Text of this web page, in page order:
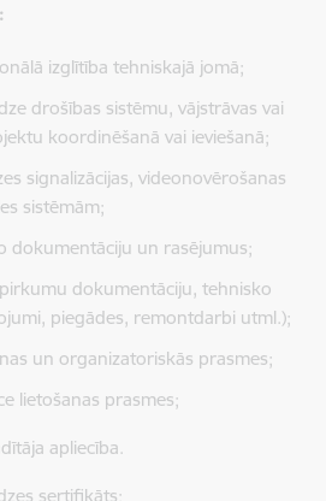
izglītība tehniskajā jomā;
drošības sistēmu, vājstrāvas vai
koordinēšanā vai ieviešanā;
signalizācijas, videonovērošanas
sistēmām;
dokumentāciju un rasējumus;
dokumentāciju, tehnisko
piegādes, remontdarbi utml.);
un organizatoriskās prasmes;
lietošanas prasmes;
apliecība.
sertifikāts;